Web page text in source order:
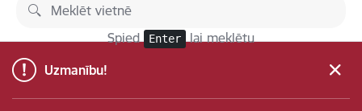
Pāriet uz lapas saturu
Spied Enter lai meklētu
Uzmanību!